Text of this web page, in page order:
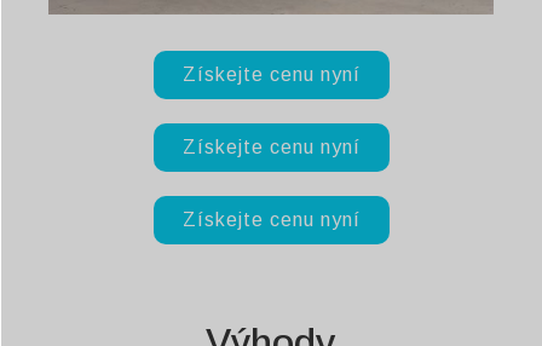
Získejte cenu nyní
Získejte cenu nyní
Získejte cenu nyní